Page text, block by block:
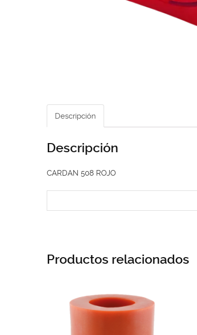
Descripción
Descripción
CARDAN 508 ROJO
Productos relacionados